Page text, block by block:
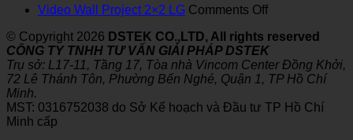
display?
Digital
What
ChatGPT?
Why
is
ChatGPT
interested?
Video Wall Project 2×2 LG Comments Offon
Wall
Project
2×2
LG
© Copyright 2026 DSTEK CO.,LTD, All rights reserved
CÔNG TY TNHH TƯ VẤN GIẢI PHÁP DSTEK
Trụ sở: L17-11, Tầng 17, Tòa nhà Vincom Center Đồng Khởi,
72 Lê Thánh Tôn, Phường Bến Nghé, Quận 1, TP Hồ Chí
Minh.
MST: 0316752038 do Sở Kế hoạch và Đầu tư TP Hồ Chí
Minh cấp